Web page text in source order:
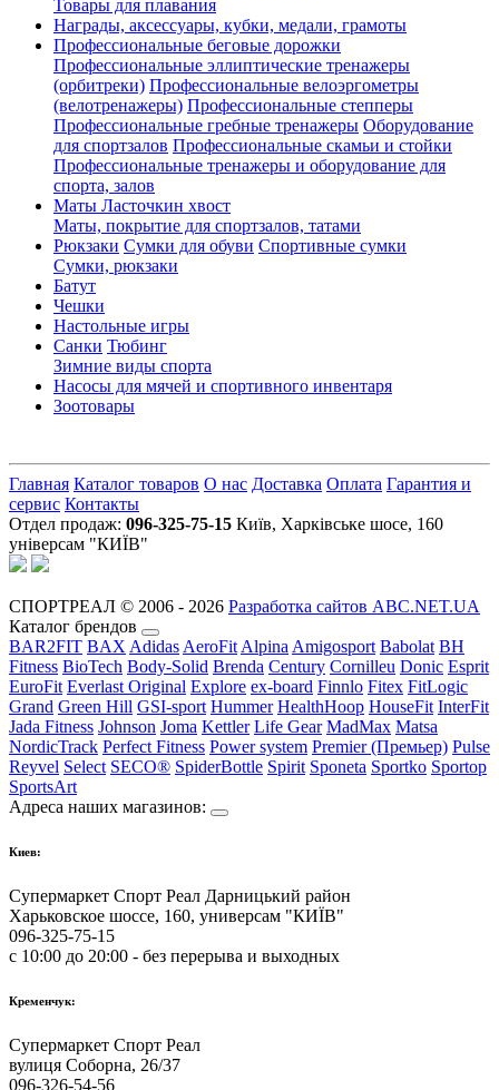
Товары для плавания
Награды, аксессуары, кубки, медали, грамоты
Профессиональные беговые дорожки
Профессиональные эллиптические тренажеры
(орбитреки) Профессиональные велоэргометры
(велотренажеры) Профессиональные cтепперы
Профессиональные гребные тренажеры Оборудование
для спортзалов Профессиональные скамьи и стойки
Профессиональные тренажеры и оборудование для
спорта, залов
Маты Ласточкин хвост
Маты, покрытие для спортзалов, татами
Рюкзаки Сумки для обуви Спортивные сумки
Сумки, рюкзаки
Батут
Чешки
Настольные игры
Санки Тюбинг
Зимние виды спорта
Насосы для мячей и спортивного инвентаря
Зоотовары
Главная Каталог товаров О нас Доставка Оплата Гарантия и
сервис Контакты
Отдел продаж: 096-325-75-15 Київ, Харківське шосе, 160
універсам "КИЇВ"
СПОРТРЕАЛ © 2006 - 2026 Разработка сайтов ABC.NET.UA
Каталог брендов
BAR2FIT BAX Adidas AeroFit Alpina Amigosport Babolat BH
Fitness BioTech Body-Solid Brenda Century Cornilleu Donic Esprit
EuroFit Everlast Original Explore ex-board Finnlo Fitex FitLogic
Grand Green Hill GSI-sport Hummer HealthHoop HouseFit InterFit
Jada Fitness Johnson Joma Kettler Life Gear MadMax Matsa
NordicTrack Perfect Fitness Power system Premier (Премьер) Pulse
Reyvel Select SECO® SpiderBottle Spirit Sponeta Sportko Sportop
SportsArt
Адреса наших магазинов:
Киев:
Супермаркет Спорт Реал Дарницький район
Харьковское шоссе, 160, универсам "КИЇВ"
096-325-75-15
с 10:00 до 20:00 - без перерыва и выходных
Кременчук:
Супермаркет Спорт Реал
вулиця Соборна, 26/37
096-326-54-56